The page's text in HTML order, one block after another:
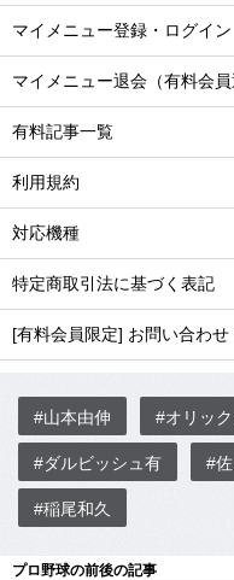
マイメニュー登録・ログイン
マイメニュー退会（有料会員
有料記事一覧
利用規約
対応機種
特定商取引法に基づく表記
[有料会員限定] お問い合わせ
#山本由伸 #オリッ
#ダルビッシュ有 #
#稲尾和久
プロ野球の前後の記事